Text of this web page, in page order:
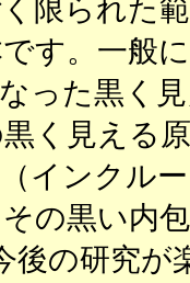
限られた
す。一般
った黒く
く見える
インクル
の黒い内
後の研究が